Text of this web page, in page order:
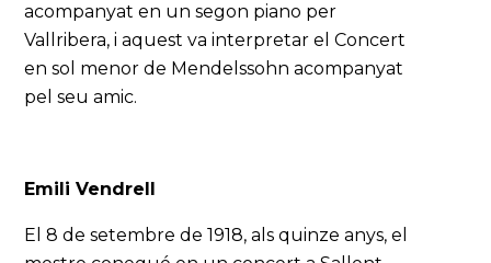
acompanyat en un segon piano per
Vallribera, i aquest va interpretar el Concert
en sol menor de Mendelssohn acompanyat
pel seu amic.
Emili Vendrell
El 8 de setembre de 1918, als quinze anys, el